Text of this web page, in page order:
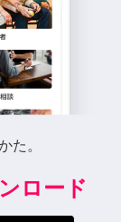
た。
ロード